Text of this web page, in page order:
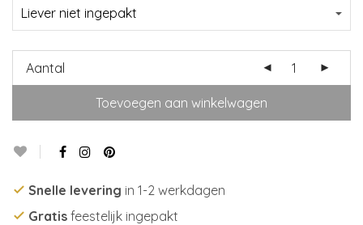
Aantal
Toevoegen aan winkelwagen
Snelle levering in 1-2 werkdagen
Gratis feestelijk ingepakt